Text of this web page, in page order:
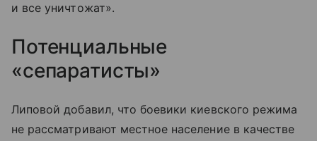
и все уничтожат».
Потенциальные
«сепаратисты»
Липовой добавил, что боевики киевского режима
не рассматривают местное население в качестве